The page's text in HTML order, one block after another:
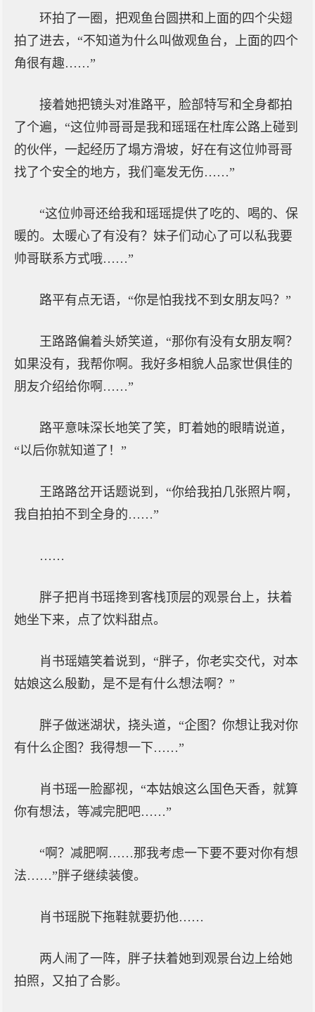
环拍了一圈，把观鱼台圆拱和上面的四个尖翅
拍了进去，“不知道为什么叫做观鱼台，上面的四个
角很有趣……”
接着她把镜头对准路平，脸部特写和全身都拍
了个遍，“这位帅哥哥是我和瑶瑶在杜库公路上碰到
的伙伴，一起经历了塌方滑坡，好在有这位帅哥哥
找了个安全的地方，我们毫发无伤……”
“这位帅哥还给我和瑶瑶提供了吃的、喝的、保
暖的。太暖心了有没有？妹子们动心了可以私我要
帅哥联系方式哦……”
路平有点无语，“你是怕我找不到女朋友吗？”
王路路偏着头娇笑道，“那你有没有女朋友啊？
如果没有，我帮你啊。我好多相貌人品家世俱佳的
朋友介绍给你啊……”
路平意味深长地笑了笑，盯着她的眼睛说道，
“以后你就知道了！”
王路路岔开话题说到，“你给我拍几张照片啊，
我自拍拍不到全身的……”
……
胖子把肖书瑶搀到客栈顶层的观景台上，扶着
她坐下来，点了饮料甜点。
肖书瑶嬉笑着说到，“胖子，你老实交代，对本
姑娘这么殷勤，是不是有什么想法啊？”
胖子做迷湖状，挠头道，“企图？你想让我对你
有什么企图？我得想一下……”
肖书瑶一脸鄙视，“本姑娘这么国色天香，就算
你有想法，等减完肥吧……”
“啊？减肥啊……那我考虑一下要不要对你有想
法……”胖子继续装傻。
肖书瑶脱下拖鞋就要扔他……
两人闹了一阵，胖子扶着她到观景台边上给她
拍照，又拍了合影。